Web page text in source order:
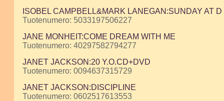
ISOBEL CAMPBELL&MARK LANEGAN:SUNDAY AT D
Tuotenumero: 5033197506227
JANE MONHEIT:COME DREAM WITH ME
Tuotenumero: 40297582794277
JANET JACKSON:20 Y.O.CD+DVD
Tuotenumero: 0094637315729
JANET JACKSON:DISCIPLINE
Tuotenumero: 0602517613553